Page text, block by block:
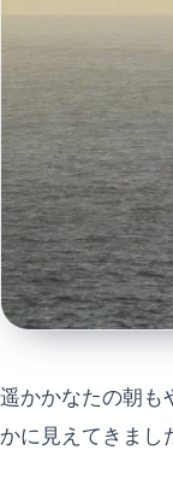
遥かかなたの朝
かに見えてきまし